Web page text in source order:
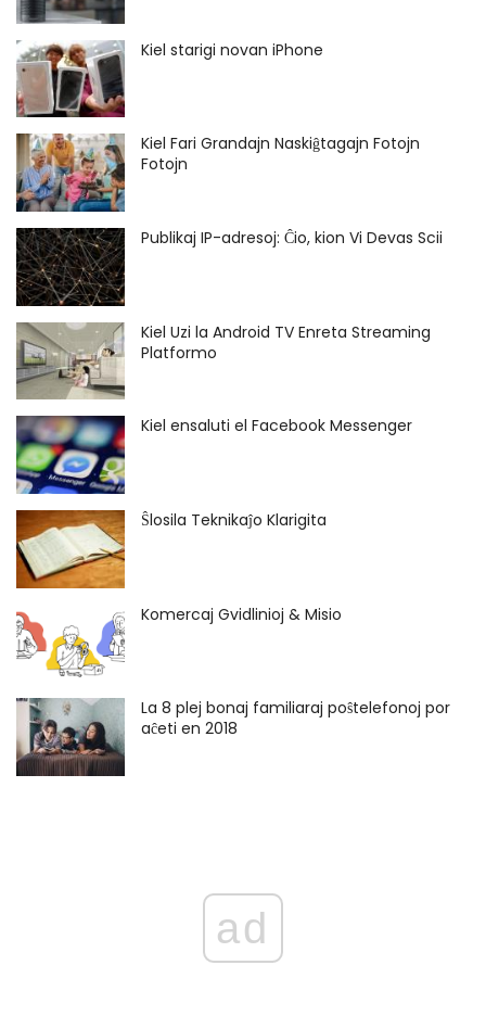
Kiel starigi novan iPhone
Kiel Fari Grandajn Naskiĝtagajn Fotojn
Fotojn
Publikaj IP-adresoj: Ĉio, kion Vi Devas Scii
Kiel Uzi la Android TV Enreta Streaming
Platformo
Kiel ensaluti el Facebook Messenger
Ŝlosila Teknikaĵo Klarigita
Komercaj Gvidlinioj & Misio
La 8 plej bonaj familiaraj poŝtelefonoj por
aĉeti en 2018
ad